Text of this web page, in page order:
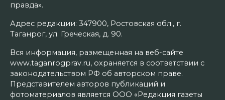
правда».
Адрес редакции: 347900, Ростовская обл., г.
Таганрог, ул. Греческая, д. 90.
Вся информация, размещенная на веб-сайте
www.taganrogprav.ru, охраняется в соответствии с
законодательством РФ об авторском праве.
Представителем авторов публикаций и
фотоматериалов является ООО «Редакция газеты